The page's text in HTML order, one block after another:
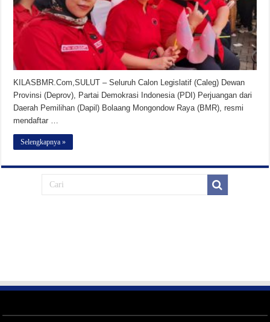
KILASBMR.Com,SULUT – Seluruh Calon Legislatif (Caleg) Dewan
Provinsi (Deprov), Partai Demokrasi Indonesia (PDI) Perjuangan dari
Daerah Pemilihan (Dapil) Bolaang Mongondow Raya (BMR), resmi
mendaftar …
Selengkapnya »